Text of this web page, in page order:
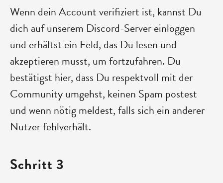
Wenn dein Account verifiziert ist, kannst Du
dich auf unserem Discord-Server einloggen
und erhältst ein Feld, das Du lesen und
akzeptieren musst, um fortzufahren. Du
bestätigst hier, dass Du respektvoll mit der
Community umgehst, keinen Spam postest
und wenn nötig meldest, falls sich ein anderer
Nutzer fehlverhält.
Schritt 3